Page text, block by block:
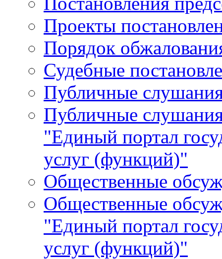
Проекты
Порядок
Судебные
Публичные
Публичные
"Единый портал
услуг (функций)"
Общественные
Общественные
"Единый портал
услуг (функций)"